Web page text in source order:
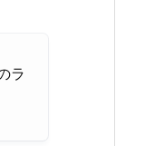
ラ